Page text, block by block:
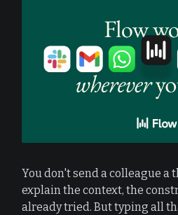
You don't send a colleague a
explain the context, the
already tried. But typing all